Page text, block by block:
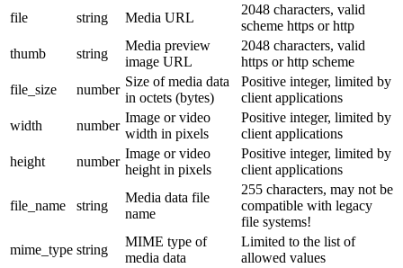
file string Media URL
2048 characters, valid
scheme https or http
thumb
string
Media preview
image URL
2048 characters, valid
https or http scheme
file_size
number
Size of media data
in octets (bytes)
Positive integer, limited by
client applications
width
number
Image or video
width in pixels
Positive integer, limited by
client applications
height
number
Image or video
height in pixels
Positive integer, limited by
client applications
file_name string
Media data file
name
255 characters, may not be
compatible with legacy
file systems!
mime_type string
MIME type of
media data
Limited to the list of
allowed values